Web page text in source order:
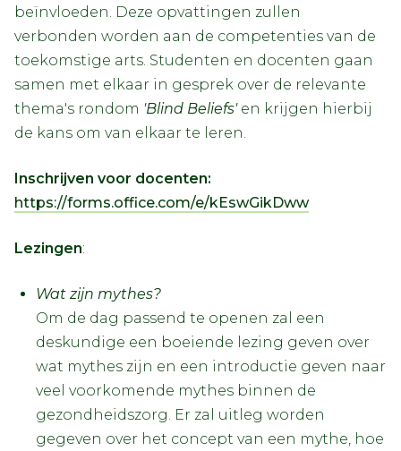
beïnvloeden. Deze opvattingen zullen
verbonden worden aan de competenties van de
toekomstige arts. Studenten en docenten gaan
samen met elkaar in gesprek over de relevante
thema's rondom 'Blind Beliefs' en krijgen hierbij
de kans om van elkaar te leren.
Inschrijven voor docenten:
https://forms.office.com/e/kEswGikDww
Lezingen:
Wat zijn mythes?
Om de dag passend te openen zal een
deskundige een boeiende lezing geven over
wat mythes zijn en een introductie geven naar
veel voorkomende mythes binnen de
gezondheidszorg. Er zal uitleg worden
gegeven over het concept van een mythe, hoe